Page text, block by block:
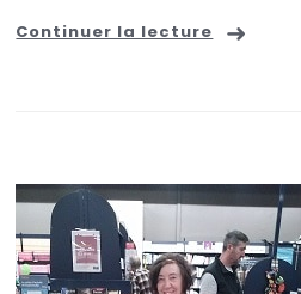
Continuer la lecture